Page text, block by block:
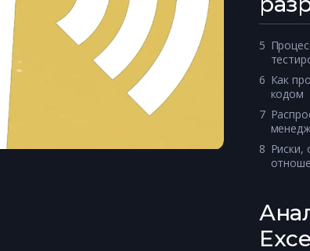
5
6 Как
кодом
7
8 Риски,